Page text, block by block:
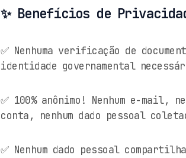
✨ Benefícios de
✅ Nenhuma verificação de
identidade governamental
✅ 100% anônimo! Nenhum e-mail,
conta, nenhum dado pessoal
✅ Nenhum dado pessoal